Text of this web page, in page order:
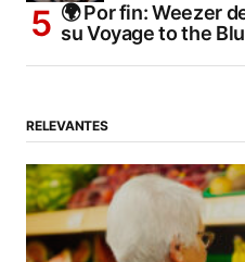
🌍 Por fin: Weezer
su Voyage to the
RELEVANTES